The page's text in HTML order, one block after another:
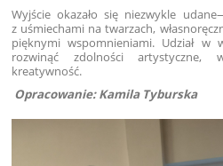
Wyjście okazałosię niezwykle udane
z uśmiechami na twarzach,
pięknymi wspomnieniami. Udział w
rozwinąć zdolności artystyczne,
kreatywność.
Opracowanie: Kamila Tyburska